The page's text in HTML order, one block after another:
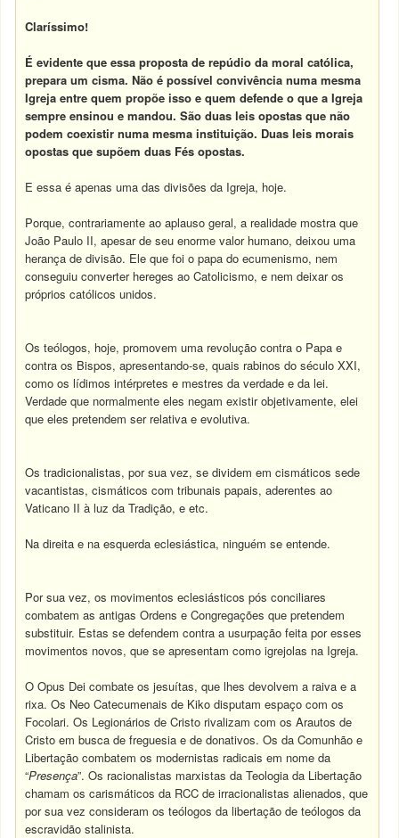
Claríssimo!
É evidente que essa proposta de repúdio da moral católica,
prepara um cisma. Não é possível convivência numa mesma
Igreja entre quem propõe isso e quem defende o que a Igreja
sempre ensinou e mandou. São duas leis opostas que não
podem coexistir numa mesma instituição. Duas leis morais
opostas que supõem duas Fés opostas.
E essa é apenas uma das divisões da Igreja, hoje.
Porque, contrariamente ao aplauso geral, a realidade mostra que
João Paulo II, apesar de seu enorme valor humano, deixou uma
herança de divisão. Ele que foi o papa do ecumenismo, nem
conseguiu converter hereges ao Catolicismo, e nem deixar os
próprios católicos unidos.
Os teólogos, hoje, promovem uma revolução contra o Papa e
contra os Bispos, apresentando-se, quais rabinos do século XXI,
como os lídimos intérpretes e mestres da verdade e da lei.
Verdade que normalmente eles negam existir objetivamente, elei
que eles pretendem ser relativa e evolutiva.
Os tradicionalistas, por sua vez, se dividem em cismáticos sede
vacantistas, cismáticos com tribunais papais, aderentes ao
Vaticano II à luz da Tradição, e etc.
Na direita e na esquerda eclesiástica, ninguém se entende.
Por sua vez, os movimentos eclesiásticos pós conciliares
combatem as antigas Ordens e Congregações que pretendem
substituir. Estas se defendem contra a usurpação feita por esses
movimentos novos, que se apresentam como igrejolas na Igreja.
O Opus Dei combate os jesuítas, que lhes devolvem a raiva e a
rixa. Os Neo Catecumenais de Kiko disputam espaço com os
Focolari. Os Legionários de Cristo rivalizam com os Arautos de
Cristo em busca de freguesia e de donativos. Os da Comunhão e
Libertação combatem os modernistas radicais em nome da
“Presença”. Os racionalistas marxistas da Teologia da Libertação
chamam os carismáticos da RCC de irracionalistas alienados, que
por sua vez consideram os teólogos da libertação de teólogos da
escravidão stalinista.